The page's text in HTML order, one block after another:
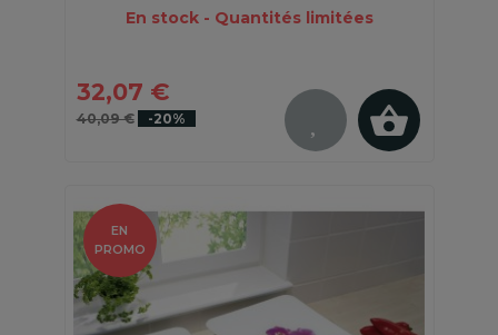
En stock - Quantités limitées
32,07 €
40,09 € -20%
EN
PROMO